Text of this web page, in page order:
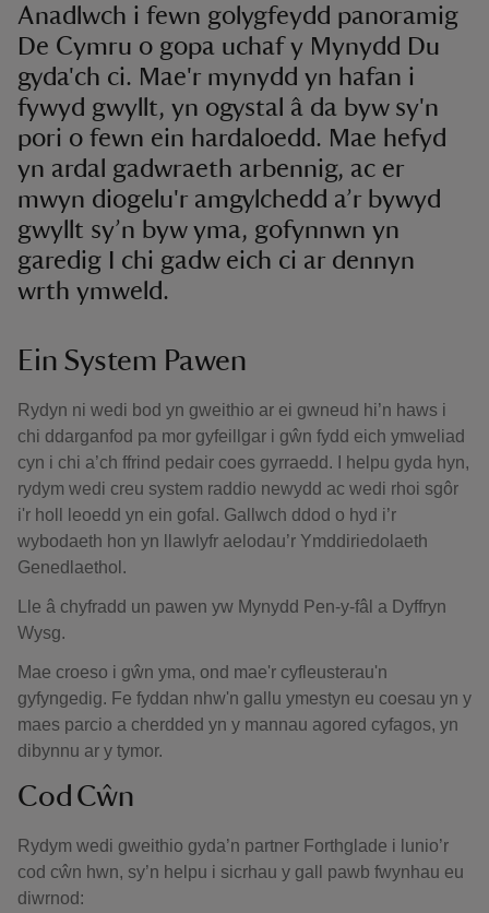
Anadlwch i fewn golygfeydd panoramig
De Cymru o gopa uchaf y Mynydd Du
gyda'ch ci. Mae'r mynydd yn hafan i
fywyd gwyllt, yn ogystal â da byw sy'n
pori o fewn ein hardaloedd. Mae hefyd
yn ardal gadwraeth arbennig, ac er
mwyn diogelu'r amgylchedd a’r bywyd
gwyllt sy’n byw yma, gofynnwn yn
garedig I chi gadw eich ci ar dennyn
wrth ymweld.
Ein System Pawen
Rydyn ni wedi bod yn gweithio ar ei gwneud hi’n haws i
chi ddarganfod pa mor gyfeillgar i gŵn fydd eich ymweliad
cyn i chi a’ch ffrind pedair coes gyrraedd. I helpu gyda hyn,
rydym wedi creu system raddio newydd ac wedi rhoi sgôr
i'r holl leoedd yn ein gofal. Gallwch ddod o hyd i’r
wybodaeth hon yn llawlyfr aelodau’r Ymddiriedolaeth
Genedlaethol.
Lle â chyfradd un pawen yw Mynydd Pen-y-fâl a Dyffryn
Wysg.
Mae croeso i gŵn yma, ond mae'r cyfleusterau'n
gyfyngedig. Fe fyddan nhw'n gallu ymestyn eu coesau yn y
maes parcio a cherdded yn y mannau agored cyfagos, yn
dibynnu ar y tymor.
Cod Cŵn
Rydym wedi gweithio gyda’n partner Forthglade i lunio’r
cod cŵn hwn, sy’n helpu i sicrhau y gall pawb fwynhau eu
diwrnod: